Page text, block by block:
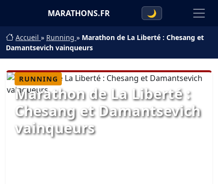
MARATHONS.FR 🌙
Accueil » Running » Marathon de La Liberté : Chesang et
Damantsevich vainqueurs
RUNNING
Marathon de La Liberté :
Chesang et Damantsevich
vainqueurs